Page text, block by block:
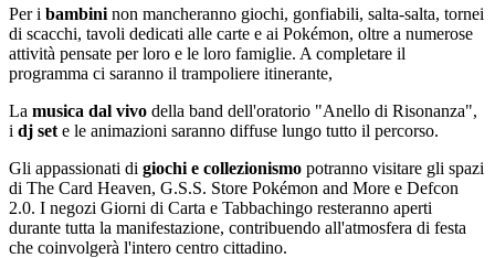
Per i bambini non mancheranno giochi, gonfiabili, salta-salta, tornei
di scacchi, tavoli dedicati alle carte e ai Pokémon, oltre a numerose
attività pensate per loro e le loro famiglie. A completare il
programma ci saranno il trampoliere itinerante,
La musica dal vivo della band dell'oratorio "Anello di Risonanza",
i dj set e le animazioni saranno diffuse lungo tutto il percorso.
Gli appassionati di giochi e collezionismo potranno visitare gli spazi
di The Card Heaven, G.S.S. Store Pokémon and More e Defcon
2.0. I negozi Giorni di Carta e Tabbachingo resteranno aperti
durante tutta la manifestazione, contribuendo all'atmosfera di festa
che coinvolgerà l'intero centro cittadino.